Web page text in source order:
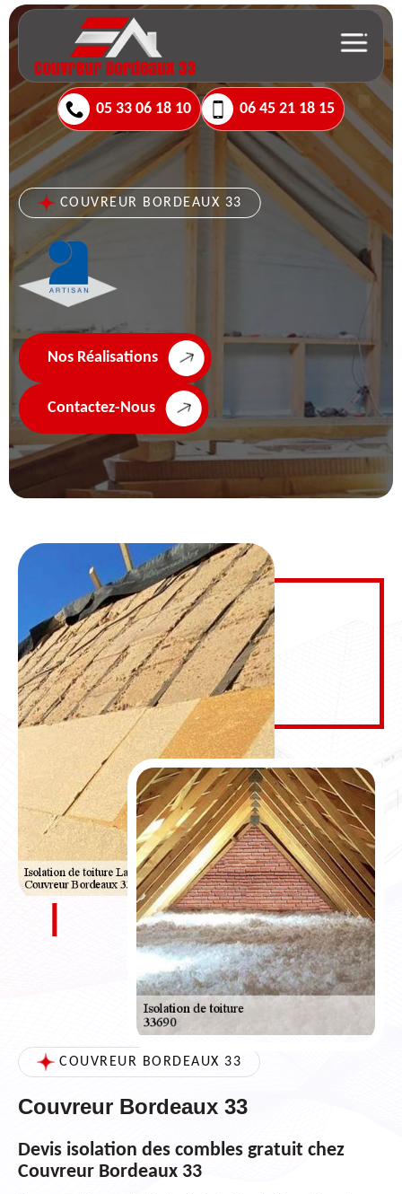
05 33 06 18 10 06 45 21 18 15
COUVREUR BORDEAUX 33
Nos Réalisations
Contactez-Nous
COUVREUR BORDEAUX 33
Couvreur Bordeaux 33
Devis isolation des combles gratuit chez
Couvreur Bordeaux 33